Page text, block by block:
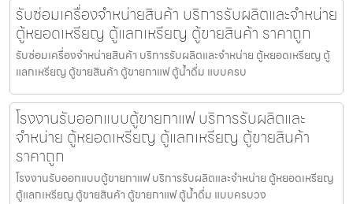
รับซ่อมเครื่องจำหน่ายสินค้า บริการรับผลิตและจำหน่าย
ตู้หยอดเหรียญ ตู้แลกเหรียญ ตู้ขายสินค้า ราคาถูก
รับซ่อมเครื่องจำหน่ายสินค้า บริการรับผลิตและจำหน่าย ตู้หยอดเหรียญ ตู้
แลกเหรียญ ตู้ขายสินค้า ตู้ขายกาแฟ ตู้น้ำดื่ม แบบครบ
โรงงานรับออกแบบตู้ขายกาแฟ บริการรับผลิตและ
จำหน่าย ตู้หยอดเหรียญ ตู้แลกเหรียญ ตู้ขายสินค้า
ราคาถูก
โรงงานรับออกแบบตู้ขายกาแฟ บริการรับผลิตและจำหน่าย ตู้หยอดเหรียญ
ตู้แลกเหรียญ ตู้ขายสินค้า ตู้ขายกาแฟ ตู้น้ำดื่ม แบบครบวง